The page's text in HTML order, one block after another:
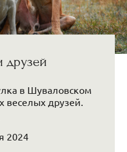
друзей
в Шуваловском
веселых друзей.
2024